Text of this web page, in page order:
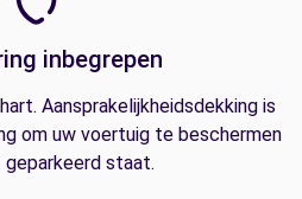
inbegrepen
Aansprakelijkheidsdekking is
om uw voertuig te beschermen
staat.